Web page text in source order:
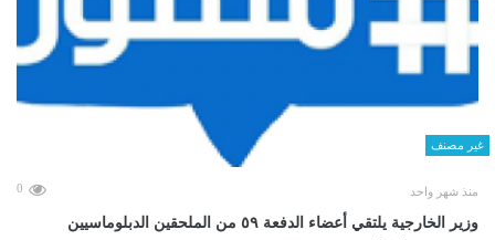
غير مصنف
منذ شهر واحد 0
وزير الخارجية يلتقي أعضاء الدفعة ٥٩ من الملحقين الدبلوماسيين